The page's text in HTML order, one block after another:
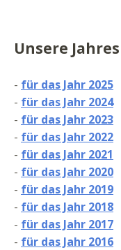
Unsere
- für das Jahr 2025
- für das Jahr 2024
- für das Jahr 2023
- für das Jahr 2022
- für das Jahr 2021
- für das Jahr 2020
- für das Jahr 2019
- für das Jahr 2018
- für das Jahr 2017
- für das Jahr 2016